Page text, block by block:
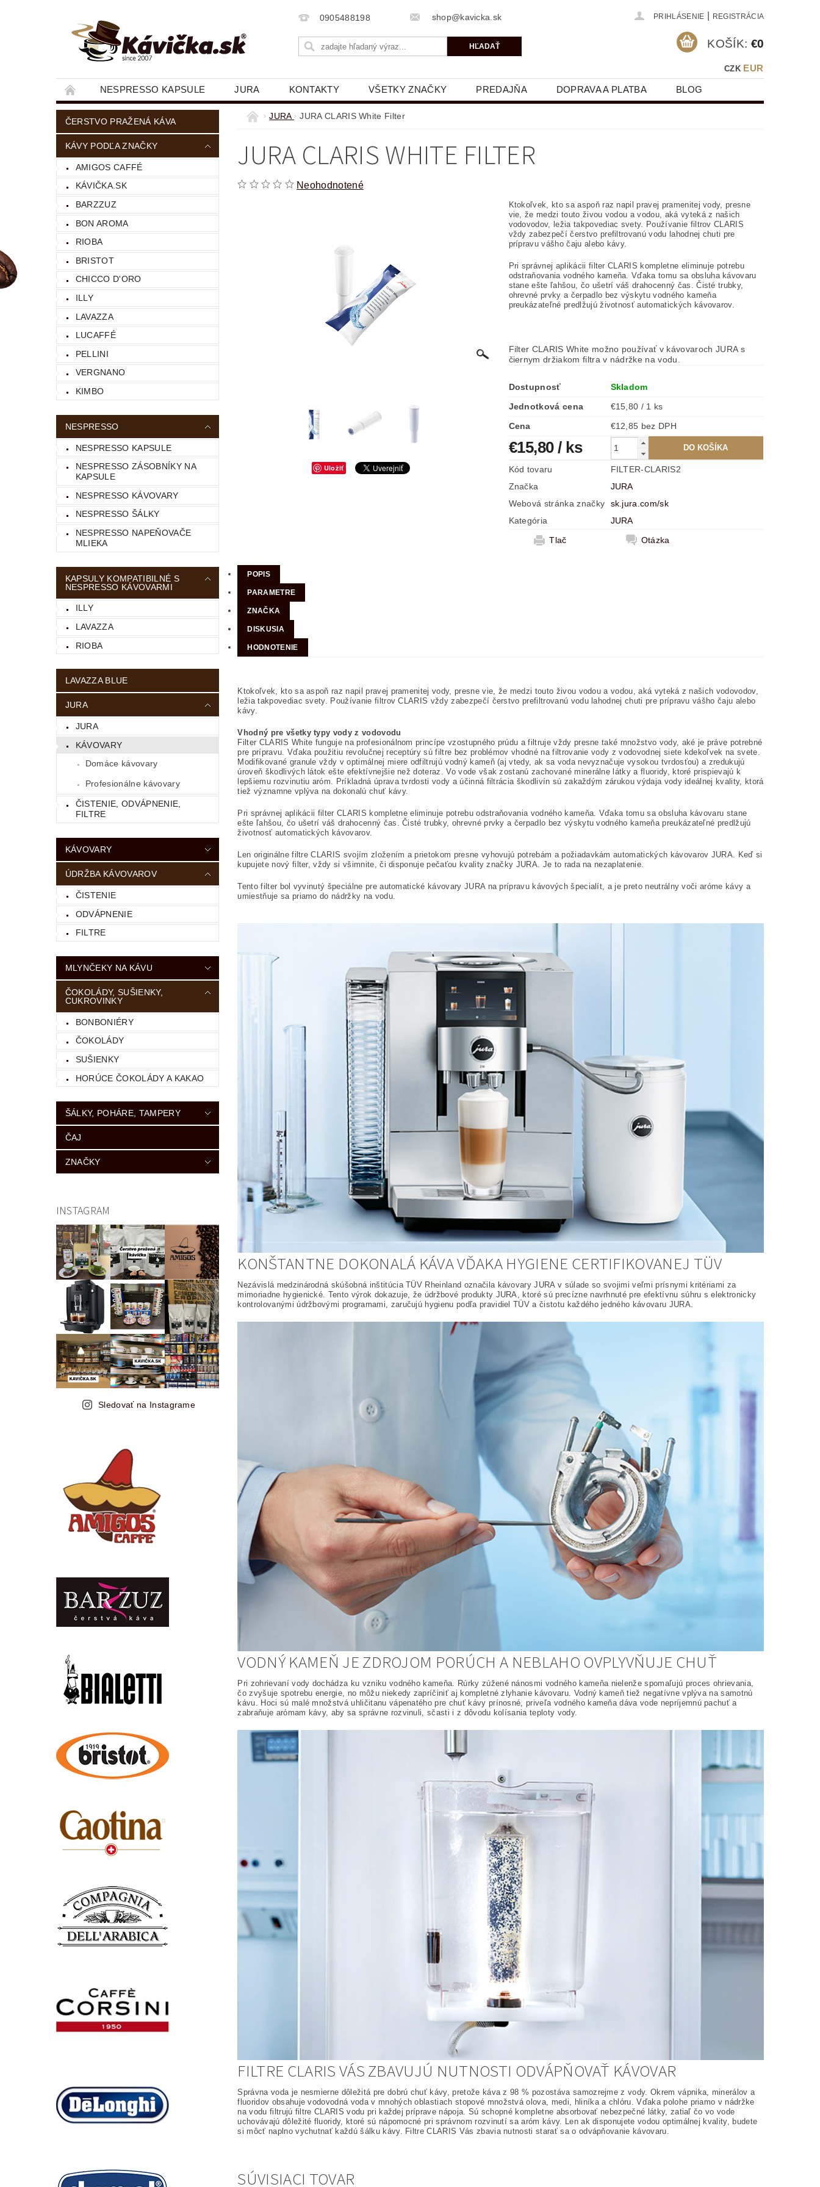
0905488198 shop@kavicka.sk PRIHLÁSENIE REGISTRÁCIA
CZK EUR
KOŠÍK: €0
NESPRESSO KAPSULE JURA KONTAKTY VŠETKY ZNAČKY PREDAJŇA DOPRAVA A PLATBA BLOG
ČERSTVO PRAŽENÁ KÁVA
KÁVY PODĽA ZNAČKY
AMIGOS CAFFÉ
KÁVIČKA.SK
BARZZUZ
BON AROMA
RIOBA
BRISTOT
CHICCO D'ORO
ILLY
LAVAZZA
LUCAFFÉ
PELLINI
VERGNANO
KIMBO
NESPRESSO
NESPRESSO KAPSULE
NESPRESSO ZÁSOBNÍKY NA
KAPSULE
NESPRESSO KÁVOVARY
NESPRESSO ŠÁLKY
NESPRESSO NAPEŇOVAČE
MLIEKA
KAPSULY KOMPATIBILNÉ S
NESPRESSO KÁVOVARMI
ILLY
LAVAZZA
RIOBA
LAVAZZA BLUE
JURA
JURA
KÁVOVARY
Domáce kávovary
Profesionálne kávovary
ČISTENIE, ODVÁPNENIE,
FILTRE
KÁVOVARY
ÚDRŽBA KÁVOVAROV
ČISTENIE
ODVÁPNENIE
FILTRE
MLYNČEKY NA KÁVU
ČOKOLÁDY, SUŠIENKY,
CUKROVINKY
BONBONIÉRY
ČOKOLÁDY
SUŠIENKY
HORÚCE ČOKOLÁDY A KAKAO
ŠÁLKY, POHÁRE, TAMPERY
ČAJ
ZNAČKY
INSTAGRAM
Sledovať na Instagrame
JURA JURA CLARIS White Filter
JURA CLARIS WHITE FILTER
Neohodnotené
Uložiť
Ktokoľvek, kto sa aspoň raz napil pravej pramenitej vody, presne
vie, že medzi touto živou vodou a vodou, aká vyteká z našich
vodovodov, ležia takpovediac svety. Používanie filtrov CLARIS
vždy zabezpečí čerstvo prefiltrovanú vodu lahodnej chuti pre
prípravu vášho čaju alebo kávy.
Pri správnej aplikácii filter CLARIS kompletne eliminuje potrebu
odstraňovania vodného kameňa. Vďaka tomu sa obsluha kávovaru
stane ešte ľahšou, čo ušetrí váš drahocenný čas. Čisté trubky,
ohrevné prvky a čerpadlo bez výskytu vodného kameňa
preukázateľné predlžujú životnosť automatických kávovarov.
Filter CLARIS White možno používať v kávovaroch JURA s
čiernym držiakom filtra v nádržke na vodu.
Dostupnosť
Skladom
Jednotková cena
€15,80 / 1 ks
Cena
€12,85 bez DPH
€15,80/ ks
Kód tovaru
FILTER-CLARIS2
Značka
JURA
Webová stránka značky
sk.jura.com/sk
Kategória
JURA
Tlač
Otázka
POPIS
PARAMETRE
ZNAČKA
DISKUSIA
HODNOTENIE
Ktokoľvek, kto sa aspoň raz napil pravej pramenitej vody, presne vie, že medzi touto živou vodou a vodou, aká vyteká z našich vodovodov,
ležia takpovediac svety. Používanie filtrov CLARIS vždy zabezpečí čerstvo prefiltrovanú vodu lahodnej chuti pre prípravu vášho čaju alebo
kávy.
Vhodný pre všetky typy vody z vodovodu
Filter CLARIS White funguje na profesionálnom princípe vzostupného prúdu a filtruje vždy presne také množstvo vody, aké je práve potrebné
pre prípravu. Vďaka použitiu revolučnej receptúry sú filtre bez problémov vhodné na filtrovanie vody z vodovodnej siete kdekoľvek na svete.
Modifikované granule vždy v optimálnej miere odfiltrujú vodný kameň (aj vtedy, ak sa voda nevyznačuje vysokou tvrdosťou) a zredukujú
úroveň škodlivých látok ešte efektívnejšie než doteraz. Vo vode však zostanú zachované minerálne látky a fluoridy, ktoré prispievajú k
lepšiemu rozvinutiu aróm. Príkladná úprava tvrdosti vody a účinná filtrácia škodlivín sú zakaždým zárukou výdaja vody ideálnej kvality, ktorá
tiež významne vplýva na dokonalú chuť kávy.
Pri správnej aplikácii filter CLARIS kompletne eliminuje potrebu odstraňovania vodného kameňa. Vďaka tomu sa obsluha kávovaru stane
ešte ľahšou, čo ušetrí váš drahocenný čas. Čisté trubky, ohrevné prvky a čerpadlo bez výskytu vodného kameňa preukázateľné predlžujú
životnosť automatických kávovarov.
Len originálne filtre CLARIS svojím zložením a prietokom presne vyhovujú potrebám a požiadavkám automatických kávovarov JURA. Keď si
kupujete nový filter, vždy si všimnite, či disponuje pečaťou kvality značky JURA. Je to rada na nezaplatenie.
Tento filter bol vyvinutý špeciálne pre automatické kávovary JURA na prípravu kávových špecialít, a je preto neutrálny voči aróme kávy a
umiestňuje sa priamo do nádržky na vodu.
KONŠTANTNE DOKONALÁ KÁVA VĎAKA HYGIENE CERTIFIKOVANEJ TÜV
Nezávislá medzinárodná skúšobná inštitúcia TÜV Rheinland označila kávovary JURA v súlade so svojimi veľmi prísnymi kritériami za
mimoriadne hygienické. Tento výrok dokazuje, že údržbové produkty JURA, ktoré sú precízne navrhnuté pre efektívnu súhru s elektronicky
kontrolovanými údržbovými programami, zaručujú hygienu podľa pravidiel TÜV a čistotu každého jedného kávovaru JURA.
VODNÝ KAMEŇ JE ZDROJOM PORÚCH A NEBLAHO OVPLYVŇUJE CHUŤ
Pri zohrievaní vody dochádza ku vzniku vodného kameňa. Rúrky zúžené nánosmi vodného kameňa nielenže spomaľujú proces ohrievania,
čo zvyšuje spotrebu energie, no môžu niekedy zapríčiniť aj kompletné zlyhanie kávovaru. Vodný kameň tiež negatívne vplýva na samotnú
kávu. Hoci sú malé množstvá uhličitanu vápenatého pre chuť kávy prínosné, priveľa vodného kameňa dáva vode nepríjemnú pachuť a
zabraňuje arómam kávy, aby sa správne rozvinuli, sčasti i z dôvodu kolísania teploty vody.
FILTRE CLARIS VÁS ZBAVUJÚ NUTNOSTI ODVÁPŇOVAŤ KÁVOVAR
Správna voda je nesmierne dôležitá pre dobrú chuť kávy, pretože káva z 98 % pozostáva samozrejme z vody. Okrem vápnika, minerálov a
fluoridov obsahuje vodovodná voda v mnohých oblastiach stopové množstvá olova, medi, hliníka a chlóru. Vďaka polohe priamo v nádržke
na vodu filtrujú filtre CLARIS vodu pri každej príprave nápoja. Sú schopné kompletne absorbovať nebezpečné látky, zatiaľ čo vo vode
uchovávajú dôležité fluoridy, ktoré sú nápomocné pri správnom rozvinutí sa aróm kávy. Len ak disponujete vodou optimálnej kvality, budete
si môcť naplno vychutnať každú šálku kávy. Filtre CLARIS Vás zbavia nutnosti starať sa o odvápňovanie kávovaru.
SÚVISIACI TOVAR